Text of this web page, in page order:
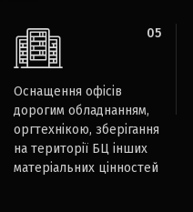
05
Оснащення офісів
дорогим обладнанням,
оргтехнікою, зберігання
на території БЦ інших
матеріальних цінностей